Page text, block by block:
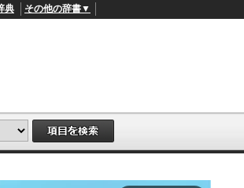
典 その他の辞書▼